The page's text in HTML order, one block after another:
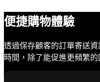
便捷購物體驗
透過保存顧客的訂單寄送
時間，除了能促進更頻繁